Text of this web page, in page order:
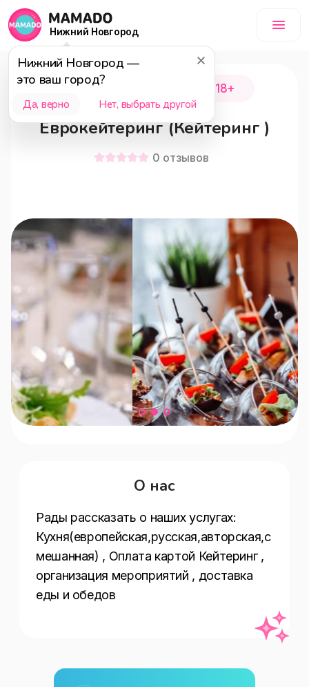
Нижний Новгород
Нижний Новгород —
это ваш город?
Да, верно Нет, выбрать другой
Нижний Новгород 18+
Еврокейтеринг (Кейтеринг )
0 отзывов
О нас
Рады рассказать о наших услугах:
Кухня(европейская,русская,авторская,с
мешанная) , Оплата картой Кейтеринг ,
организация мероприятий , доставка
еды и обедов